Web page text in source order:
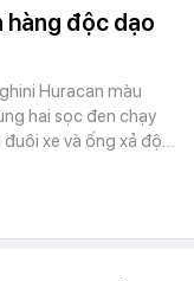
hàng độc dạo
Huracan màu
hai sọc đen chạy
xe và ống xả độ…